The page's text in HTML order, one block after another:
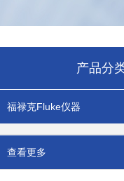
产品分
福禄克Fluke仪器
查看更多